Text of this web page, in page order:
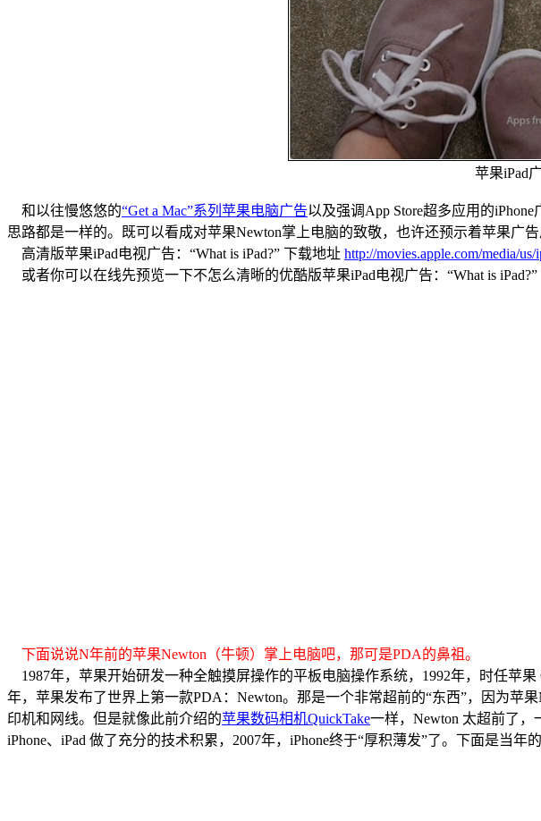
苹果iPad
和以往慢悠悠的“Get a Mac”系列苹果电脑广告以及强调App Store超多应用的
思路都是一样的。既可以看成对苹果Newton掌上电脑的致敬，也许还预示着苹果广
高清版苹果iPad电视广告：“What is iPad?” 下载地址 http://movies.apple.com/media/
或者你可以在线先预览一下不怎么清晰的优酷版苹果iPad电视广告：“What is iPad?”
下面说说N年前的苹果Newton（牛顿）掌上电脑吧，那可是PDA的鼻祖。
1987年，苹果开始研发一种全触摸屏操作的平板电脑操作系统，1992年，时任苹果
年，苹果发布了世界上第一款PDA：Newton。那是一个非常超前的“东西”，因为苹
印机和网线。但是就像此前介绍的苹果数码相机QuickTake一样，Newton 太超前了，
iPhone、iPad 做了充分的技术积累，2007年，iPhone终于“厚积薄发”了。下面是当年